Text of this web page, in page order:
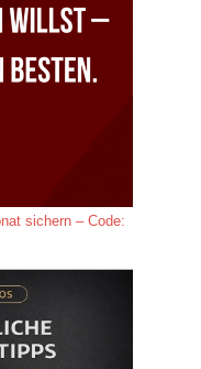
sichern – Code: